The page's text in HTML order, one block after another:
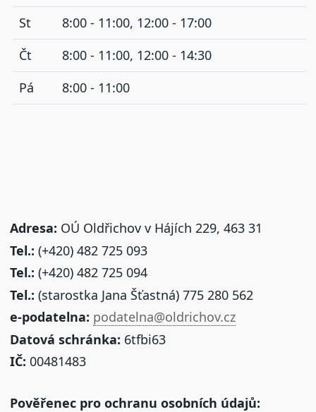
St
8:00 - 11:00, 12:00 - 17:00
Čt
8:00 - 11:00, 12:00 - 14:30
Pá
8:00 - 11:00
Adresa: OÚ Oldřichov v Hájích 229, 463 31
Tel.: (+420) 482 725 093
Tel.: (+420) 482 725 094
Tel.: (starostka Jana Šťastná) 775 280 562
e-podatelna: podatelna@oldrichov.cz
Datová schránka: 6tfbi63
IČ: 00481483
Pověřenec pro ochranu osobních údajů: